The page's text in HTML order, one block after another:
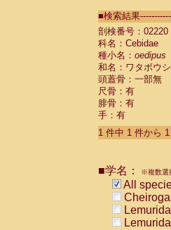
Cebidae
Cebidae
Cebidae
Cebidae
Cebidae
Cebidae
Cebidae
Cebidae
Cebidae
Cebidae
Cebidae
Cebidae
Cebidae
Cebidae
Atelidae
■検索結果
剖検番号：02220
科名：Cebidae
種小名： oedipus
和名：ワタボウ
頭蓋骨：一部無
尺骨：有
腓骨：有
手：有
1 件中 1 件から
■学名： ※複数選
All